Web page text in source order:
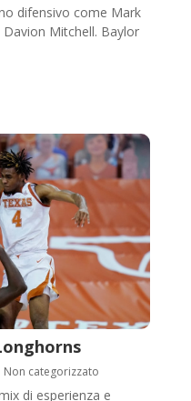
difensivo come Mark
Mitchell. Baylor
Non categorizzato
di esperienza e